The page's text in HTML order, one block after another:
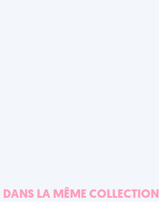
DANS LA MÊME COLLECTION